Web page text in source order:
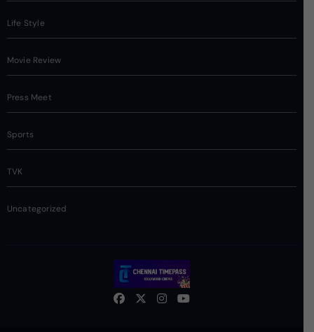
Life Style
Movie Review
Press Meet
Sports
TVK
Uncategorized